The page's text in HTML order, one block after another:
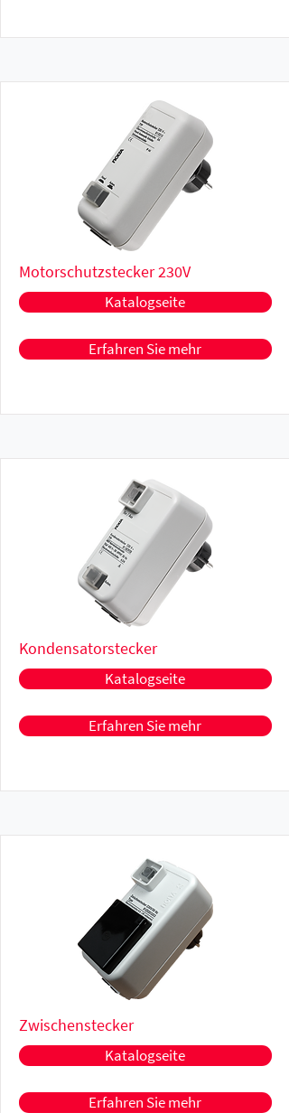
Motorschutzstecker 230V
Katalogseite
Erfahren Sie mehr
Kondensatorstecker
Katalogseite
Erfahren Sie mehr
Zwischenstecker
Katalogseite
Erfahren Sie mehr